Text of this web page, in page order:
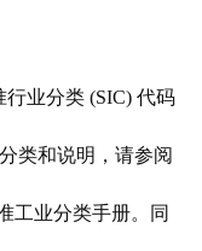
行业分类 (SIC) 代码
类和说明，请参阅
工业分类手册。同